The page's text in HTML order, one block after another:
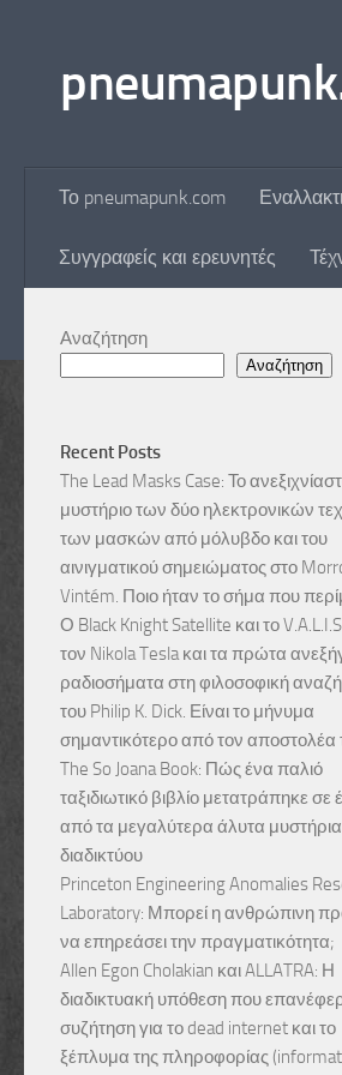
Το pneumapunk.com
Συγγραφείς και ερευνητές
Αναζήτηση
Αναζήτηση
Recent Posts
The Lead Masks Case: Το
μυστήριο των δύο ηλεκτρονικών
των μασκών από μόλυβδο και του
αινιγματικού σημειώματος στο
Vintém. Ποιο ήταν το σήμα που
Ο Black Knight Satellite και το
τον Nikola Tesla και τα πρώτα
ραδιοσήματα στη φιλοσοφική
του Philip K. Dick. Είναι το μήνυμα
σημαντικότερο από τον αποστολέα
The So Joana Book: Πώς ένα παλιό
ταξιδιωτικό βιβλίο μετατράπηκε σε
από τα μεγαλύτερα άλυτα
διαδικτύου
Princeton Engineering Anomalies
Laboratory: Μπορεί η ανθρώπινη
να επηρεάσει την πραγματικότητα;
Allen Egon Cholakian και ALLATRA: Η
διαδικτυακή υπόθεση που
συζήτηση για το dead internet και το
ξέπλυμα της πληροφορίας